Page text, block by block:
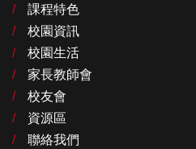
課程特色
校園資訊
校園生活
家長教師會
校友會
資源區
聯絡我們